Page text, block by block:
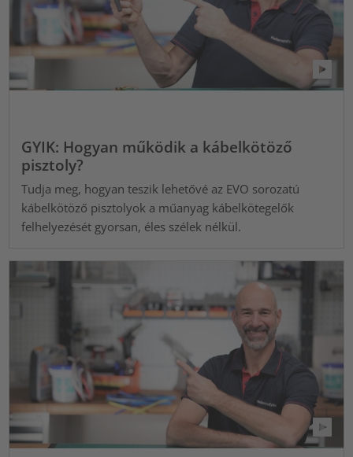
GYIK: Hogyan működik a kábelkötöző
pisztoly?
Tudja meg, hogyan teszik lehetővé az EVO sorozatú
kábelkötöző pisztolyok a műanyag kábelkötegelők
felhelyezését gyorsan, éles szélek nélkül.